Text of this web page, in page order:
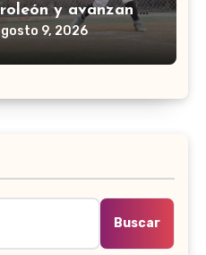
y avanzan a
9, 2026
Buscar